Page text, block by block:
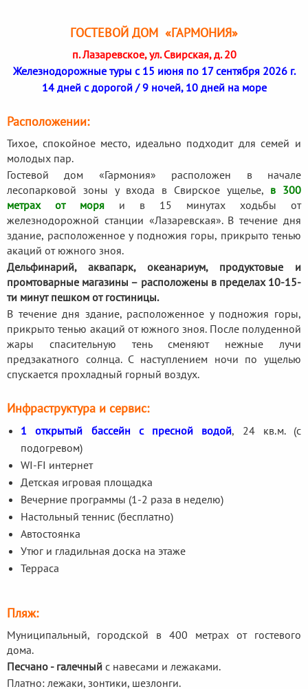
ГОСТЕВОЙ ДОМ «ГАРМОНИЯ»
п. Лазаревское, ул. Свирская, д. 20
Железнодорожные туры с 15 июня по 17 сентября 2026 г.
14 дней с дорогой / 9 ночей, 10 дней на море
Расположении:
Тихое, спокойное место, идеально подходит для семей и
молодых пар.
Гостевой дом «Гармония» расположен в начале
лесопарковой зоны у входа в Свирское ущелье, в 300
метрах от моря и в 15 минутах ходьбы от
железнодорожной станции «Лазаревская». В течение дня
здание, расположенное у подножия горы, прикрыто тенью
акаций от южного зноя.
Дельфинарий, аквапарк, океанариум, продуктовые и
промтоварные магазины – расположены в пределах 10-15-
ти минут пешком от гостиницы.
В течение дня здание, расположенное у подножия горы,
прикрыто тенью акаций от южного зноя. После полуденной
жары спасительную тень сменяют нежные лучи
предзакатного солнца. С наступлением ночи по ущелью
спускается прохладный горный воздух.
Инфраструктура и сервис:
1 открытый бассейн с пресной водой, 24 кв.м. (с
подогревом)
WI-FI интернет
Детская игровая площадка
Вечерние программы (1-2 раза в неделю)
Настольный теннис (бесплатно)
Автостоянка
Утюг и гладильная доска на этаже
Терраса
Пляж:
Муниципальный, городской в 400 метрах от гостевого
дома.
Песчано - галечный с навесами и лежаками.
Платно: лежаки, зонтики, шезлонги.